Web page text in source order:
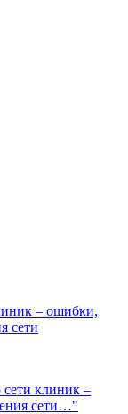
– ошибки,
сети
сети клиник –
сети…"